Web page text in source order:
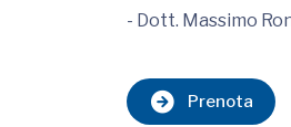
- Dott. Massimo
Prenota